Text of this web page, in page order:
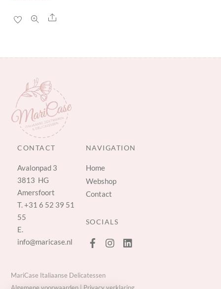
Share
CONTACT
Avalonpad 3
3813 HG
Amersfoort
T.+31 6 52 39 51
55
E.
info@maricase.nl
NAVIGATION
Home
Webshop
Contact
SOCIALS
MariCase Italiaanse Delicatessen